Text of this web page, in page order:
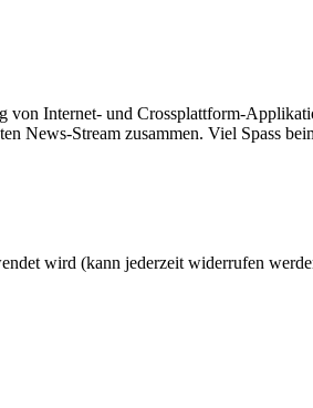
Internet- und Crossplattform-
News-Stream zusammen. Viel Spass
wird (kann jederzeit widerrufen